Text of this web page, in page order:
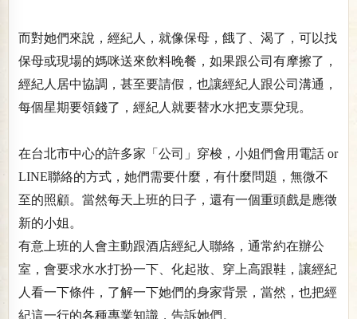
而對她們來說，經紀人，就像保母，餓了、渴了，可以找
保母或現場的媽咪送來飲料晚餐，如果跟公司有摩擦了，
經紀人居中協調，甚至要請假，也讓經紀人跟公司溝通，
每個星期要領錢了，經紀人就要替水水把支票兌現。
在台北市中心的許多家「公司」穿梭，小姐們會用電話 or
LINE聯絡的方式，她們需要什麼，有什麼問題，無微不
至的照顧。當然每天上班的日子，還有一個重頭戲是應徵
新的小姐。
有意上班的人會主動跟酒店經紀人聯絡，通常約在辦公
室，會要求水水打扮一下、化起妝、穿上高跟鞋，讓經紀
人看一下條件，了解一下她們的身家背景，當然，也把經
紀這一行的各種專業知識，告訴她們。